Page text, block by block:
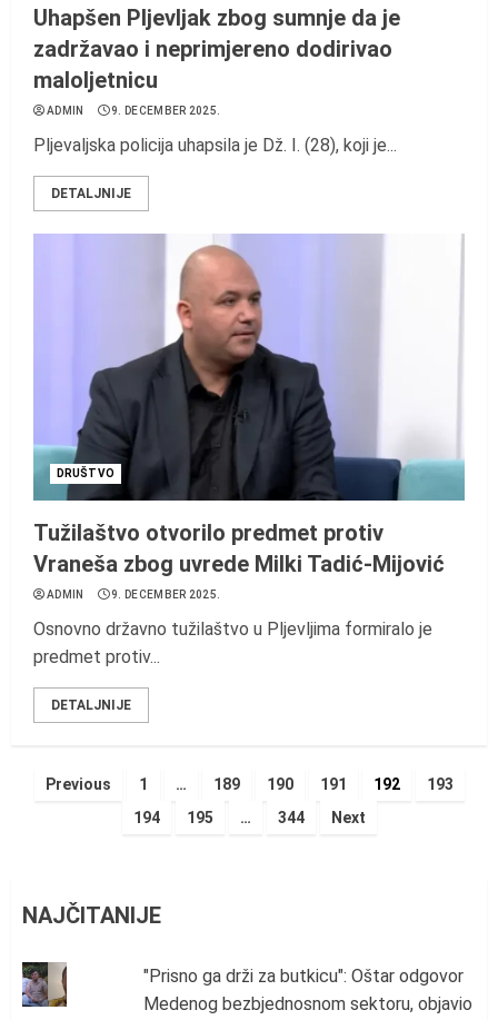
Uhapšen Pljevljak zbog sumnje da je
zadržavao i neprimjereno dodirivao
maloljetnicu
ADMIN 9. DECEMBER 2025.
Pljevaljska policija uhapsila je Dž. I. (28), koji je...
DETALJNIJE
DRUŠTVO
Tužilaštvo otvorilo predmet protiv
Vraneša zbog uvrede Milki Tadić-Mijović
ADMIN 9. DECEMBER 2025.
Osnovno državno tužilaštvo u Pljevljima formiralo je
predmet protiv...
DETALJNIJE
Posts
pagination
Previous 1 … 189 190 191 192
193
194
195 … 344 Next
NAJČITANIJE
"Prisno ga drži za butkicu": Oštar odgovor
Medenog bezbjednosnom sektoru, objavio